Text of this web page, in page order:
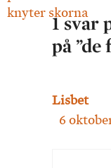
1 svar
på ”de
Lisbet
6